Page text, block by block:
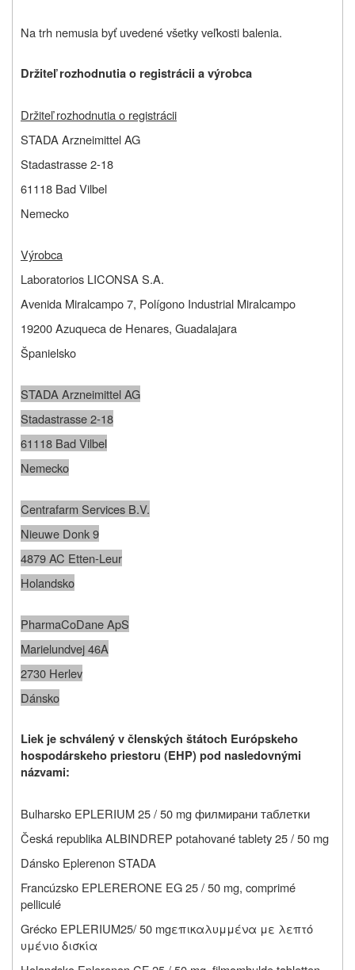
Na trh nemusia byť uvedené všetky veľkosti balenia.
Držiteľ rozhodnutia o registrácii a výrobca
Držiteľ rozhodnutia o registrácii
STADA Arzneimittel AG
Stadastrasse 2-18
61118 Bad Vilbel
Nemecko
Výrobca
Laboratorios LICONSA S.A.
Avenida Miralcampo 7, Polígono Industrial Miralcampo
19200 Azuqueca de Henares, Guadalajara
Španielsko
STADA Arzneimittel AG
Stadastrasse 2-18
61118 Bad Vilbel
Nemecko
Centrafarm Services B.V.
Nieuwe Donk 9
4879 AC Etten-Leur
Holandsko
PharmaCoDane ApS
Marielundvej 46A
2730 Herlev
Dánsko
Liek je schválený v členských štátoch Európskeho
hospodárskeho priestoru (EHP) pod nasledovnými
názvami:
Bulharsko EPLERIUM 25 / 50 mg филмирани таблетки
Česká republikaALBINDREP potahované tablety 25 / 50 mg
Dánsko Eplerenon STADA
Francúzsko EPLERERONE EG 25 / 50 mg, comprimé
pelliculé
Grécko EPLERIUM25/ 50 mgεπικαλυμμένα με λεπτό
υμένιο δισκία